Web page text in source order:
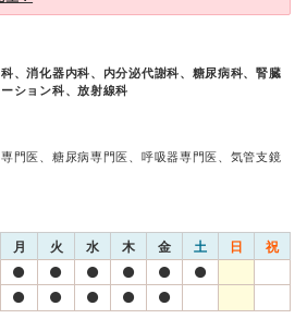
、消化器内科、内分泌代謝科、糖尿病科、腎臓
ション科、放射線科
門医、糖尿病専門医、呼吸器専門医、気管支鏡
月 火 水 木 金 土 日 祝